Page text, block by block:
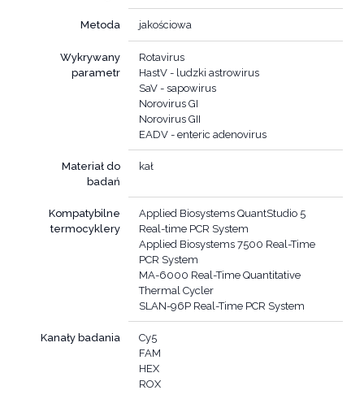
Metoda jakościowa
Wykrywany
parametr
Rotavirus
HastV - ludzki astrowirus
SaV - sapowirus
Norovirus GI
Norovirus GII
EADV - enteric adenovirus
Materiał do
badań
kał
Kompatybilne
termocyklery
Applied Biosystems QuantStudio 5
Real-time PCR System
Applied Biosystems 7500 Real-Time
PCR System
MA-6000 Real-Time Quantitative
Thermal Cycler
SLAN-96P Real-Time PCR System
Kanały badania
Cy5
FAM
HEX
ROX